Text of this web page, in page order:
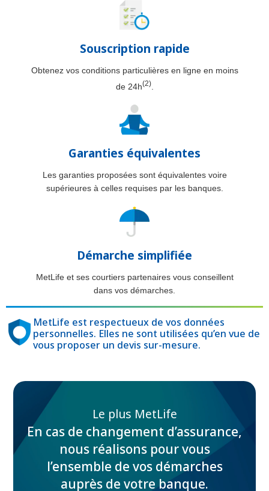
Souscription rapide
Obtenez vos conditions particulières en ligne en moins
de 24h(2).
Garanties équivalentes
Les garanties proposées sont équivalentes voire
supérieures à celles requises par les banques.
Démarche simplifiée
MetLife et ses courtiers partenaires vous conseillent
dans vos démarches.
MetLife est respectueux de vos données
personnelles. Elles ne sont utilisées qu’en vue de
vous proposer un devis sur-mesure.
Le plus MetLife
En cas de changement d’assurance,
nous réalisons pour vous
l’ensemble de vos démarches
auprès de votre banque.